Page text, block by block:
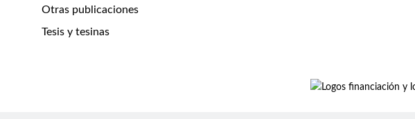
Otras publicaciones
Tesis y tesinas